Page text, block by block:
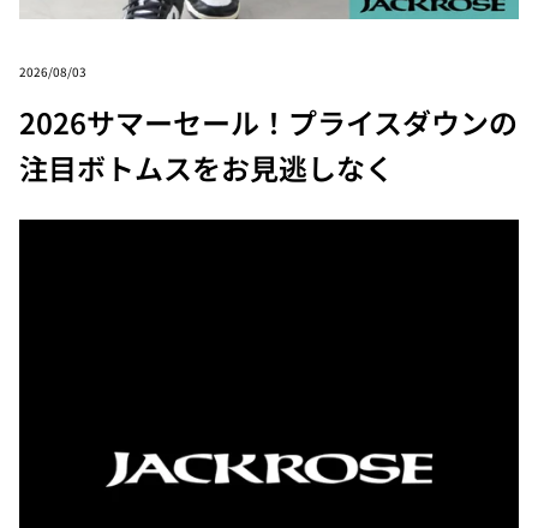
2026/08/03
2026サマーセール！プライスダウンの
注目ボトムスをお見逃しなく